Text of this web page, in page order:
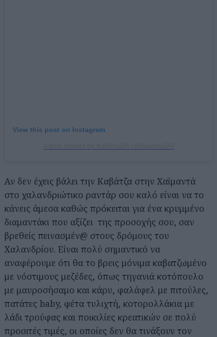
View this post on Instagram
Αν δεν έχεις βάλει την Καβάτζα στην Χαϊμαντά
στο χαλανδριώτικο ραντάρ σου καλό είναι να το
κάνεις άμεσα καθώς πρόκειται για ένα κρυμμένο
διαμαντάκι που αξίζει της προσοχής σου, σαν
βρεθείς πεινασμέν@ στους δρόμους του
Χαλανδρίου. Είναι πολύ σημαντικό να
αναφέρουμε ότι θα το βρεις μόνιμα καβατζωμένο
με νόστιμους μεζέδες, όπως τηγανιά κοτόπουλο
με μαυροσήσαμο και κάρυ, φαλάφελ με πιτούλες,
πατάτες baby, φέτα τυλιχτή, κοτορολλάκια με
λάδι τρούφας και ποικιλίες κρεατικών σε πολύ
προσιτές τιμές, οι οποίες δεν θα τινάξουν τον